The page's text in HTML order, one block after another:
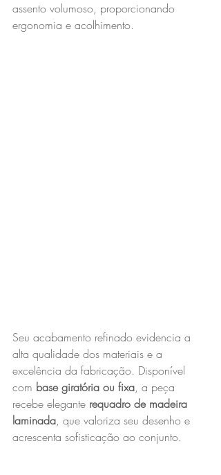
assento volumoso, proporcionando
ergonomia e acolhimento.
Seu acabamento refinado evidencia a
alta qualidade dos materiais e a
excelência da fabricação. Disponível
com base giratória ou fixa, a peça
recebe elegante requadro de madeira
laminada, que valoriza seu desenho e
acrescenta sofisticação ao conjunto.